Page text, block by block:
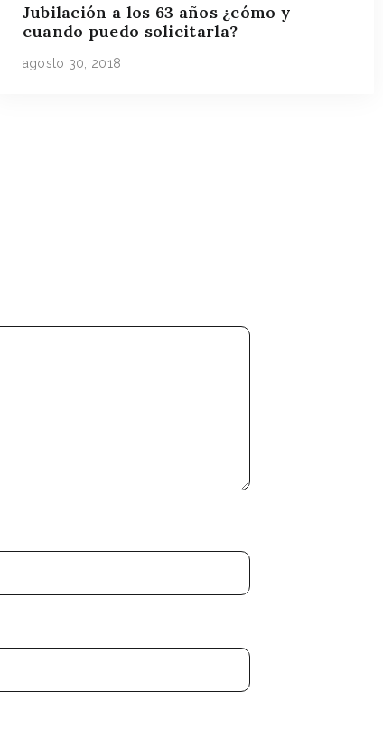
Jubilación a los 63 años ¿cómo y
cuando puedo solicitarla?
agosto 30, 2018